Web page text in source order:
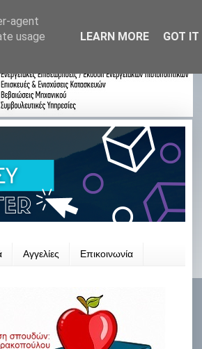
Αγγελίες Επικοινωνία
agent
usage
LEARN MORE GOT IT